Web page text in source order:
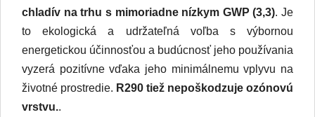
chladív na trhu s mimoriadne nízkym GWP (3,3). Je
to ekologická a udržateľná voľba s výbornou
energetickou účinnosťou a budúcnosť jeho používania
vyzerá pozitívne vďaka jeho minimálnemu vplyvu na
životné prostredie. R290 tiež nepoškodzuje ozónovú
vrstvu..